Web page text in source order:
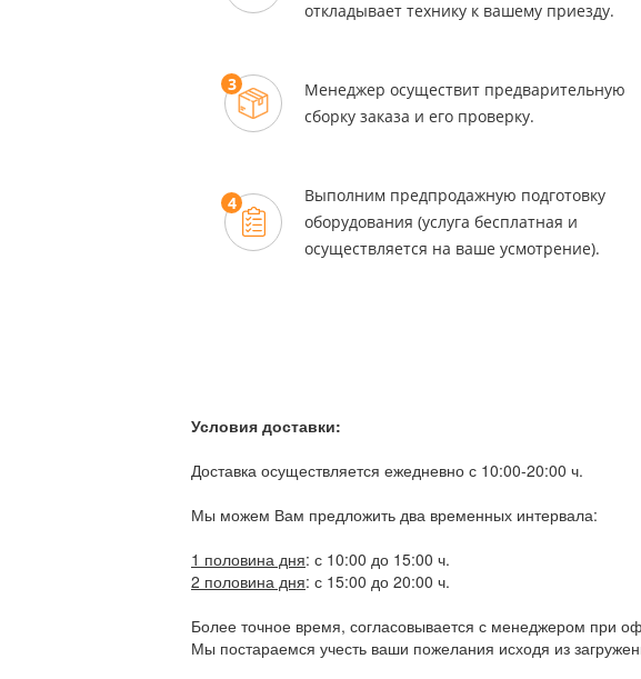
откладывает технику к вашему приезду.
3
Менеджер осуществит предварительную
сборку заказа и его проверку.
4
Выполним предпродажную подготовку
оборудования (услуга бесплатная и
осуществляется на ваше усмотрение).
Условия доставки:
Доставка осуществляется ежедневно с 10:00-20:00 ч.
Мы можем Вам предложить два временных интервала:
1 половина дня: с 10:00 до 15:00 ч.
2 половина дня: с 15:00 до 20:00 ч.
Более точное время, согласовывается с менеджером при
Мы постараемся учесть ваши пожелания исходя из